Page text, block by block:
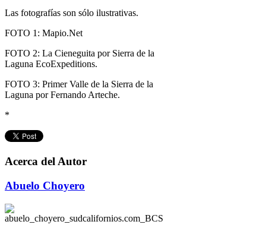
Las fotografías son sólo ilustrativas.
FOTO 1: Mapio.Net
FOTO 2: La Cieneguita por Sierra de la
Laguna EcoExpeditions.
FOTO 3: Primer Valle de la Sierra de la
Laguna por Fernando Arteche.
*
Acerca del Autor
Abuelo Choyero